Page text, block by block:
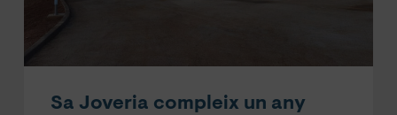
Sa Joveria compleix un any